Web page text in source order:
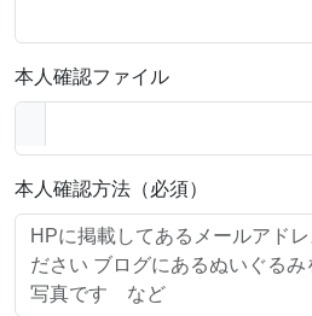
本人確認ファイル
本人確認方法（必須）